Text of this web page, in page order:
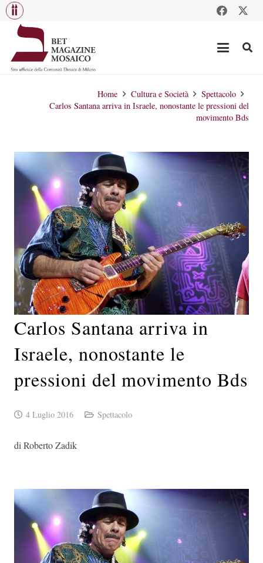
Home Cultura e Società
Spettacolo
Carlos Santana arriva in Israele, nonostante le pressioni del
movimento Bds
Carlos Santana arriva in
Israele, nonostante le
pressioni del movimento Bds
4 Luglio 2016 Spettacolo
di Roberto Zadik